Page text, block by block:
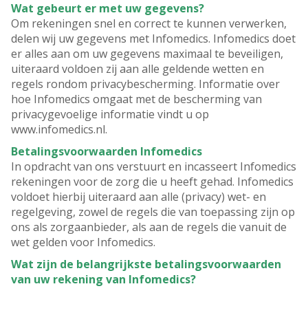
Wat gebeurt er met uw gegevens?
Om rekeningen snel en correct te kunnen verwerken,
delen wij uw gegevens met Infomedics. Infomedics doet
er alles aan om uw gegevens maximaal te beveiligen,
uiteraard voldoen zij aan alle geldende wetten en
regels rondom privacybescherming. Informatie over
hoe Infomedics omgaat met de bescherming van
privacygevoelige informatie vindt u op
www.infomedics.nl.
Betalingsvoorwaarden Infomedics
In opdracht van ons verstuurt en incasseert Infomedics
rekeningen voor de zorg die u heeft gehad. Infomedics
voldoet hierbij uiteraard aan alle (privacy) wet- en
regelgeving, zowel de regels die van toepassing zijn op
ons als zorgaanbieder, als aan de regels die vanuit de
wet gelden voor Infomedics.
Wat zijn de belangrijkste betalingsvoorwaarden
van uw rekening van Infomedics?